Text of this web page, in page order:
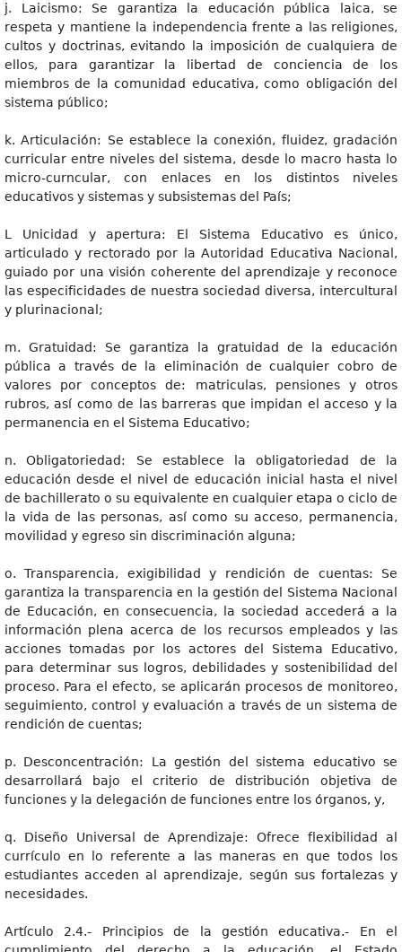
j. Laicismo: Se garantiza la educación pública laica, se
respeta y mantiene la independencia frente a las religiones,
cultos y doctrinas, evitando la imposición de cualquiera de
ellos, para garantizar la libertad de conciencia de los
miembros de la comunidad educativa, como obligación del
sistema público;
k. Articulación: Se establece la conexión, fluidez, gradación
curricular entre niveles del sistema, desde lo macro hasta lo
micro-curncular, con enlaces en los distintos niveles
educativos y sistemas y subsistemas del País;
L Unicidad y apertura: El Sistema Educativo es único,
articulado y rectorado por la Autoridad Educativa Nacional,
guiado por una visión coherente del aprendizaje y reconoce
las especificidades de nuestra sociedad diversa, intercultural
y plurinacional;
m. Gratuidad: Se garantiza la gratuidad de la educación
pública a través de la eliminación de cualquier cobro de
valores por conceptos de: matriculas, pensiones y otros
rubros, así como de las barreras que impidan el acceso y la
permanencia en el Sistema Educativo;
n. Obligatoriedad: Se establece la obligatoriedad de la
educación desde el nivel de educación inicial hasta el nivel
de bachillerato o su equivalente en cualquier etapa o ciclo de
la vida de las personas, así como su acceso, permanencia,
movilidad y egreso sin discriminación alguna;
o. Transparencia, exigibilidad y rendición de cuentas: Se
garantiza la transparencia en la gestión del Sistema Nacional
de Educación, en consecuencia, la sociedad accederá a la
información plena acerca de los recursos empleados y las
acciones tomadas por los actores del Sistema Educativo,
para determinar sus logros, debilidades y sostenibilidad del
proceso. Para el efecto, se aplicarán procesos de monitoreo,
seguimiento, control y evaluación a través de un sistema de
rendición de cuentas;
p. Desconcentración: La gestión del sistema educativo se
desarrollará bajo el criterio de distribución objetiva de
funciones y la delegación de funciones entre los órganos, y,
q. Diseño Universal de Aprendizaje: Ofrece flexibilidad al
currículo en lo referente a las maneras en que todos los
estudiantes acceden al aprendizaje, según sus fortalezas y
necesidades.
Artículo 2.4.- Principios de la gestión educativa.- En el